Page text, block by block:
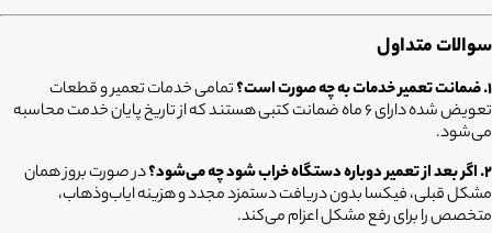
سوالات متداول
۱. ضمانت تعمیر خدمات به چه صورت است؟
تمامی خدمات تعمیر و قطعات
تعویض شده دارای ۶ ماه ضمانت کتبی هستند که از تاریخ پایان خدمت محاسبه
می‌شود.
۲. اگر بعد از تعمیر دوباره دستگاه خراب شود چه می‌شود؟
در صورت بروز همان
مشکل قبلی، فیکسا بدون دریافت دستمزد مجدد و هزینه ایاب‌وذهاب،
متخصص را برای رفع مشکل اعزام می‌کند.